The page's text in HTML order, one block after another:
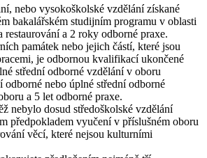
nebo vysokoškolské vzdělání získané
bakalářském studijním programu v oblasti
restaurování a 2 roky odborné praxe.
památek nebo jejich částí, které jsou
, je odbornou kvalifikací ukončené
střední odborné vzdělání v oboru
odborné nebo úplné střední odborné
a 5 let odborné praxe.
nebylo dosud středoškolské vzdělání
předpokladem vyučení v příslušném oboru
věcí, které nejsou kulturními